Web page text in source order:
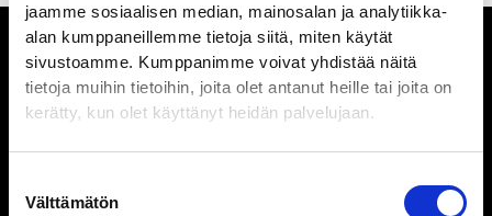
jaamme sosiaalisen median, mainosalan ja analytiikka-
alan kumppaneillemme tietoja siitä, miten käytät
sivustoamme. Kumppanimme voivat yhdistää näitä
tietoja muihin tietoihin, joita olet antanut heille tai joita on
kerätty, kun olet käyttänyt heidän palvelujaan.
valinta
Välttämätön